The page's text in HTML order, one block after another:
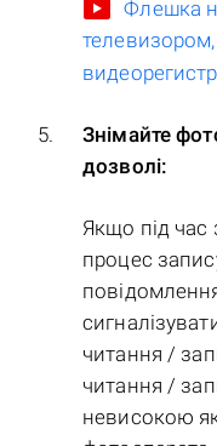
Флешка
Знімайте
дозволі:
Якщо під час
процес
читання /
читання /
невисокою як